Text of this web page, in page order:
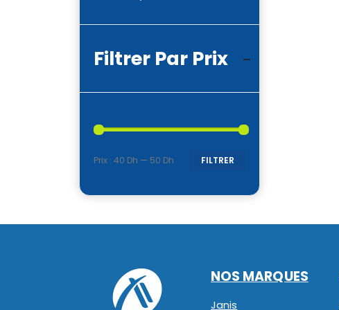
Filtrer Par Prix
FILTRER
Prix : 40 Dh — 50 Dh
NOS MARQUES
Janis